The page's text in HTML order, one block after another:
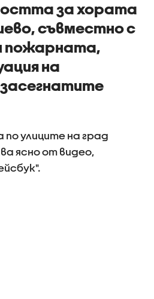
за хората
съвместно с
пожарната,
на
улиците на град
ясно от видео,